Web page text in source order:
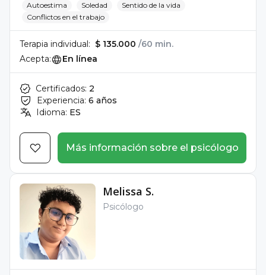
Autoestima Soledad
Sentido de la vida
Conflictos en el trabajo
Terapia individual: $ 135.000 /60 min.
Acepta:
En línea
Certificados: 2
Experiencia: 6 años
Idioma: ES
Más información sobre el psicólogo
Melissa S.
Psicólogo